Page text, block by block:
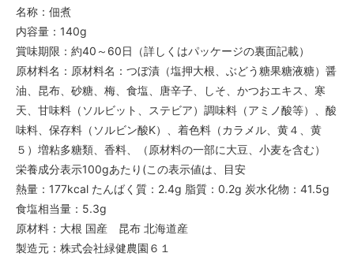
名称：佃煮
内容量：140g
賞味期限：約40～60日（詳しくはパッケージの裏面記載）
原材料名：原材料名：つぼ漬（塩押大根、ぶどう糖果糖液糖）醤
油、昆布、砂糖、梅、食塩、唐辛子、しそ、かつおエキス、寒
天、甘味料（ソルビット、ステビア）調味料（アミノ酸等）、酸
味料、保存料（ソルビン酸K）、着色料（カラメル、黄４、黄
５）増粘多糖類、香料、（原材料の一部に大豆、小麦を含む）
栄養成分表示100gあたり(この表示値は、目安
熱量：177kcal たんばく質：2.4g 脂質：0.2g 炭水化物：41.5g
食塩相当量：5.3g
原材料：大根 国産 昆布 北海道産
製造元：株式会社緑健農園６１